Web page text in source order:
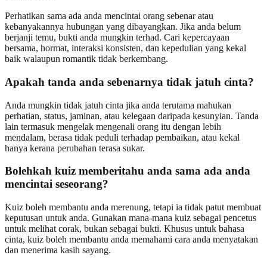
Perhatikan sama ada anda mencintai orang sebenar atau
kebanyakannya hubungan yang dibayangkan. Jika anda belum
berjanji temu, bukti anda mungkin terhad. Cari kepercayaan
bersama, hormat, interaksi konsisten, dan kepedulian yang kekal
baik walaupun romantik tidak berkembang.
Apakah tanda anda sebenarnya tidak jatuh cinta?
Anda mungkin tidak jatuh cinta jika anda terutama mahukan
perhatian, status, jaminan, atau kelegaan daripada kesunyian. Tanda
lain termasuk mengelak mengenali orang itu dengan lebih
mendalam, berasa tidak peduli terhadap pembaikan, atau kekal
hanya kerana perubahan terasa sukar.
Bolehkah kuiz memberitahu anda sama ada anda
mencintai seseorang?
Kuiz boleh membantu anda merenung, tetapi ia tidak patut membuat
keputusan untuk anda. Gunakan mana-mana kuiz sebagai pencetus
untuk melihat corak, bukan sebagai bukti. Khusus untuk bahasa
cinta, kuiz boleh membantu anda memahami cara anda menyatakan
dan menerima kasih sayang.